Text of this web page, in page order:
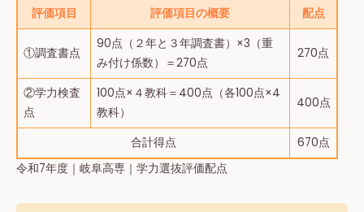
評価項目 評価項目の概要 配点
①調査書点
90点（２年と３年調査書）×3（重
み付け係数）＝270点
270点
②学力検査
点
100点×４教科＝400点（各100点×4
教科）
400点
合計得点
670点
令和7年度｜岐阜高専｜学力選抜評価配点